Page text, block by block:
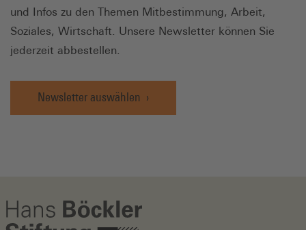
und Infos zu den Themen Mitbestimmung, Arbeit,
Soziales, Wirtschaft. Unsere Newsletter können Sie
jederzeit abbestellen.
Newsletter auswählen